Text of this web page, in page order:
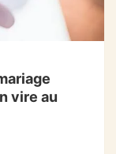
vire au